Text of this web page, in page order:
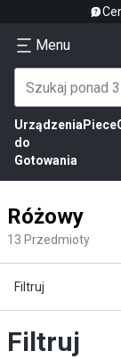
Menu
Urządzenia
do
Gotowania
Piece
Różowy
13 Przedmioty
Filtruj
Filtruj